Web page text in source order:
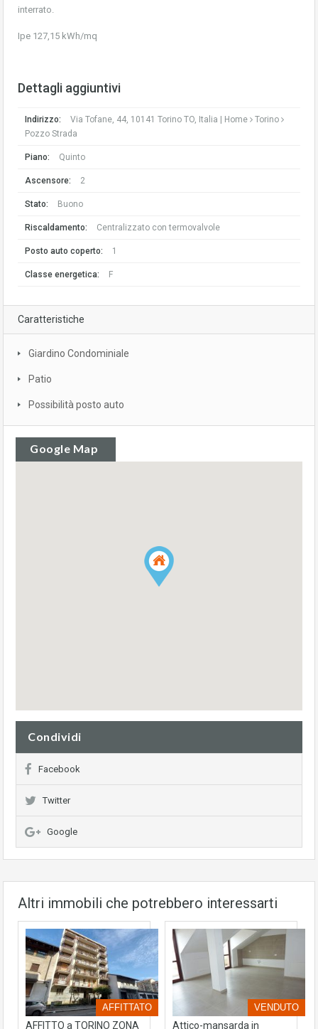
interrato.
Ipe 127,15 kWh/mq
Dettagli aggiuntivi
Indirizzo: Via Tofane, 44, 10141 Torino TO, Italia | Home
Torino
Pozzo Strada
Piano: Quinto
Ascensore: 2
Stato: Buono
Riscaldamento: Centralizzato con termovalvole
Posto auto coperto: 1
Classe energetica: F
Caratteristiche
Giardino Condominiale
Patio
Possibilità posto auto
Google Map
Condividi
Facebook
Twitter
Google
Altri immobili che potrebbero interessarti
AFFITTATO
AFFITTO a TORINO ZONA
VENDUTO
Attico-mansarda in